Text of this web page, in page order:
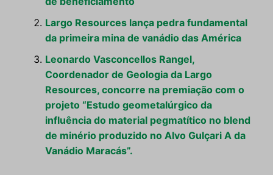
Largo Resources lança pedra fundamental
da primeira mina de vanádio das América
Leonardo Vasconcellos Rangel,
Coordenador de Geologia da Largo
Resources, concorre na premiação com o
projeto “Estudo geometalúrgico da
influência do material pegmatítico no blend
de minério produzido no Alvo Gulçari A da
Vanádio Maracás”.